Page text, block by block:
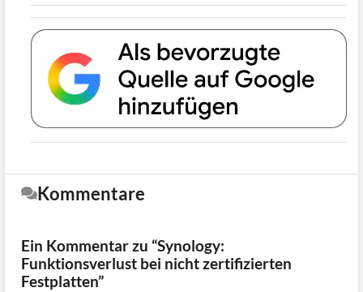
Kommentare
Ein Kommentar zu “Synology:
Funktionsverlust bei nicht zertifizierten
Festplatten”